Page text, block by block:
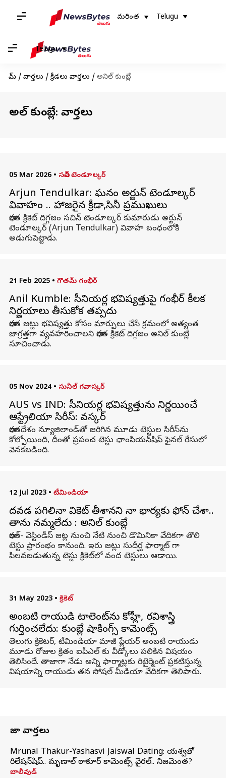
మరింత Telugu
Telugu
హోమ్ / వార్తలు / క్రీడలు వార్తలు / అనిల్ కుంబ్లే
అనిల్ కుంబ్లే: వార్తలు
05 Mar 2026 • సచిన్ టెండూల్కర్
Arjun Tendulkar: ఘనంగా అర్జున్ టెండూల్కర్
వివాహం .. హాజరైన క్రీడా,సినీ ప్రముఖులు
భారత క్రికెట్ దిగ్గజం సచిన్ టెండూల్కర్ కుమారుడు అర్జున్
టెండూల్కర్ (Arjun Tendulkar) వివాహ బంధంలోకి
అడుగుపెట్టాడు.
21 Feb 2025 • గౌతమ్ గంభీర్
Anil Kumble: సీనియర్ల భవిష్యత్తుపై గంభీర్‌ కీలక
నిర్ణయాలు తీసుకోక తప్పదు
భారత జట్టు భవిష్యత్తు కోసం మార్పులు చేసే క్రమంలో అత్యంత
జాగ్రత్తగా వ్యవహరించాలని భారత క్రికెట్ దిగ్గజం అనిల్ కుంబ్లే
సూచించాడు.
05 Nov 2024 • సునీల్ గవాస్కర్
AUS vs IND: సీనియర్ల భవిష్యత్తును నిర్ణయించే
ఆస్ట్రేలియా సిరీస్: గావస్కర్
భారతదేశం న్యూజిలాండ్‌తో జరిగిన మూడు టెస్టుల సిరీస్‌ను
కోల్పోయింది, దీంతో ప్రపంచ టెస్టు ఛాంపియన్‌షిప్‌ ఫైనల్‌ రేసులో
వెనకబడింది.
12 Jul 2023 • టీమిండియా
దవడ పగిలినా వికెట్ తీశానని నా భార్యకు ఫోన్ చేశా..
తాను నమ్మలేదు : అనిల్ కుంబ్లే
భారత్- వెస్టిండీస్ జట్ల నుంచి నేటి నుంచి డొమినికా వేదికగా తొలి
టెస్టు ప్రారంభం కానుంది. ఇరు జట్లు సుదీర్ఘ ఫార్మాట్ గా
పిలవబడుతున్న టెస్టు క్రికెట్‌లో వంద టెస్టులు ఆడాయి.
31 May 2023 • క్రికెట్
అంబటి రాయుడి టాలెంట్‌ను కోహ్లీ, రవిశాస్త్రి
గుర్తించలేదు: కుంబ్లే షాకింగ్స్ కామెంట్స్
తెలుగు క్రికెటర్, టీమిండియా మాజీ ప్లేయర్ అంబటి రాయుడు
మూడు రోజుల క్రితం ఐపీఎల్ కు వీడ్కోలు పలికిన విషయం
తెలిసిందే. తాజాగా నేడు అన్ని ఫార్మాట్లకు రిటైర్మెంట్ ప్రకటిస్తున్న
విషయాన్ని రాయుడు తన సోషల్ మీడియా వేదికగా తెలిపారు.
తాజా వార్తలు
Mrunal Thakur-Yashasvi Jaiswal Dating: యశస్వితో
రిలేషన్‌షిప్.. మృణాల్ ఠాకూర్ కామెంట్స్ వైరల్.. నిజమెంత?
బాలీవుడ్